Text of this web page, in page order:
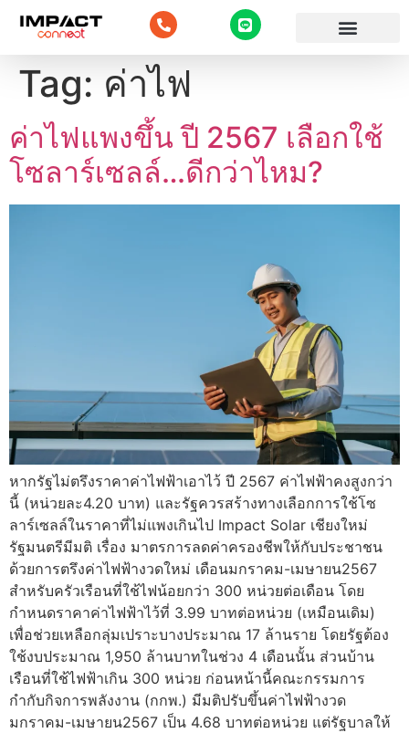
Tag: ค่าไฟ
ค่าไฟแพงขึ้น ปี 2567 เลือกใช้
โซลาร์เซลล์…ดีกว่าไหม?
หากรัฐไม่ตรึงราคาค่าไฟฟ้าเอาไว้ ปี 2567 ค่าไฟฟ้าคงสูงกว่า
นี้ (หน่วยละ4.20 บาท) และรัฐควรสร้างทางเลือกการใช้โซ
ลาร์เซลล์ในราคาที่ไม่แพงเกินไป Impact Solar เชียงใหม่
รัฐมนตรีมีมติ เรื่อง มาตรการลดค่าครองชีพให้กับประชาชน
ด้วยการตรึงค่าไฟฟ้างวดใหม่ เดือนมกราคม-เมษายน2567
สำหรับครัวเรือนที่ใช้ไฟน้อยกว่า 300 หน่วยต่อเดือน โดย
กำหนดราคาค่าไฟฟ้าไว้ที่ 3.99 บาทต่อหน่วย (เหมือนเดิม)
เพื่อช่วยเหลือกลุ่มเปราะบางประมาณ 17 ล้านราย โดยรัฐต้อง
ใช้งบประมาณ 1,950 ล้านบาทในช่วง 4 เดือนนั้น ส่วนบ้าน
เรือนที่ใช้ไฟฟ้าเกิน 300 หน่วย ก่อนหน้านี้คณะกรรมการ
กำกับกิจการพลังงาน (กกพ.) มีมติปรับขึ้นค่าไฟฟ้างวด
มกราคม-เมษายน2567 เป็น 4.68 บาทต่อหน่วย แต่รัฐบาลให้